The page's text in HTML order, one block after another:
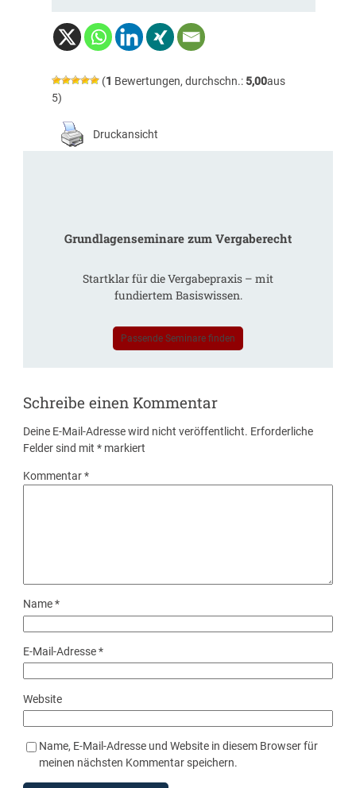
(1 Bewertungen, durchschn.: 5,00aus
5)
Druckansicht
Grundlagenseminare zum Vergaberecht
Startklar für die Vergabepraxis – mit
fundiertem Basiswissen.
Passende Seminare finden
Schreibe einen Kommentar
Deine E-Mail-Adresse wird nicht veröffentlicht. Erforderliche
Felder sind mit* markiert
Kommentar*
Name*
E-Mail-Adresse*
Website
Name, E-Mail-Adresse und Website in diesem Browser für
meinen nächsten Kommentar speichern.